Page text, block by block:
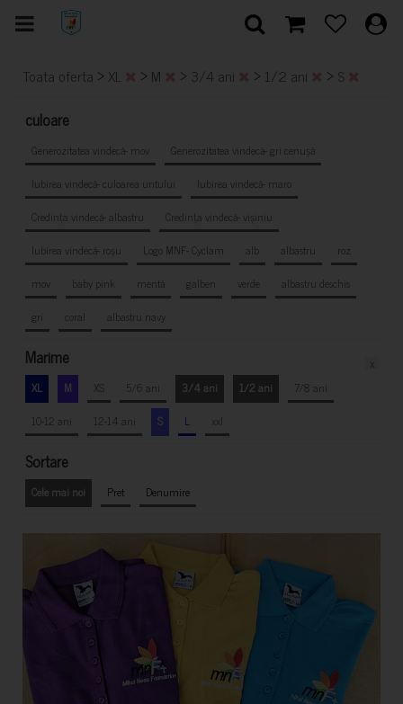
Toata oferta > XL > M > 3/4 ani > 1/2 ani > S
culoare
Generozitatea vindecă- mov
Generozitatea vindecă- gri cenușă
Iubirea vindecă- culoarea untului
Iubirea vindecă- maro
Credința vindecă- albastru
Credința vindecă- vișiniu
Iubirea vindecă- roșu
Logo MNF- Cyclam alb albastru
roz
mov
baby pink mentă galben verde
albastru deschis
gri
coral albastru navy
Marime
XL M XS 5/6 ani 3/4 ani 1/2 ani
7/8 ani
10-12 ani
12-14 ani S L xxl
Sortare
Cele mai noi Pret Denumire